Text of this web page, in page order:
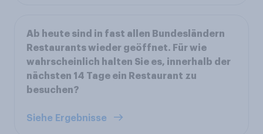
Ab heute sind in fast allen Bundesländern
Restaurants wieder geöffnet. Für wie
wahrscheinlich halten Sie es, innerhalb der
nächsten 14 Tage ein Restaurant zu
besuchen?
Siehe Ergebnisse